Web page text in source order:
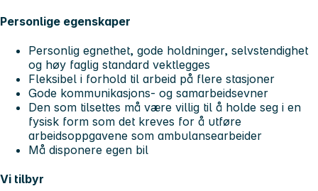
Personlige egenskaper
Personlig egnethet, gode holdninger, selvstendighet
og høy faglig standard vektlegges
Fleksibel i forhold til arbeid på flere stasjoner
Gode kommunikasjons- og samarbeidsevner
Den som tilsettes må være villig til å holde seg i en
fysisk form som det kreves for å utføre
arbeidsoppgavene som ambulansearbeider
Må disponere egen bil
Vi tilbyr